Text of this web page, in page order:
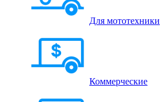
Для мототехники
Коммерческие